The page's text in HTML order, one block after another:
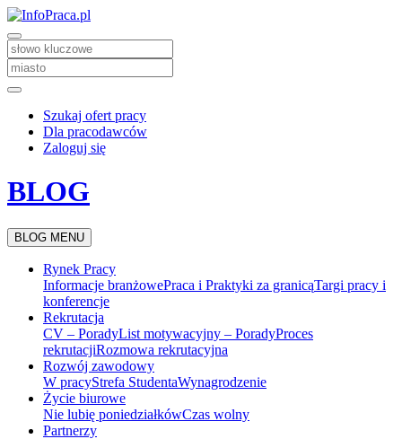
Szukaj ofert pracy
Dla pracodawców
Zaloguj się
BLOG
BLOG MENU
Rynek Pracy
Informacje branżowePraca i Praktyki za granicąTargi pracy i
konferencje
Rekrutacja
CV – PoradyList motywacyjny – PoradyProces
rekrutacjiRozmowa rekrutacyjna
Rozwój zawodowy
W pracyStrefa StudentaWynagrodzenie
Życie biurowe
Nie lubię poniedziałkówCzas wolny
Partnerzy